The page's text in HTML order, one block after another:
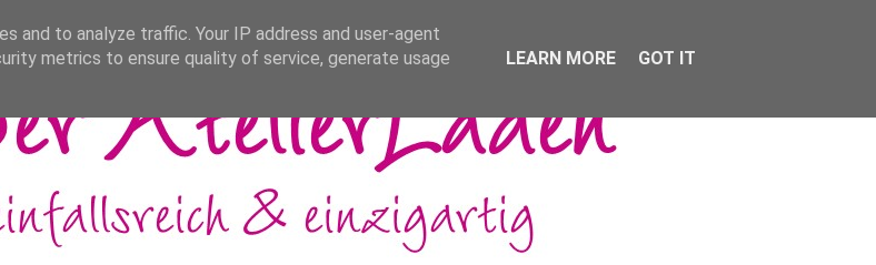
and to analyze traffic. Your IP address and user-agent
metrics to ensure quality of service, generate usage
LEARN MORE GOT IT